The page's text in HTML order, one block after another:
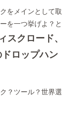
をメインとして取
を一つ挙げよ？と
スクロード、
ロップハン
？ツール？世界選